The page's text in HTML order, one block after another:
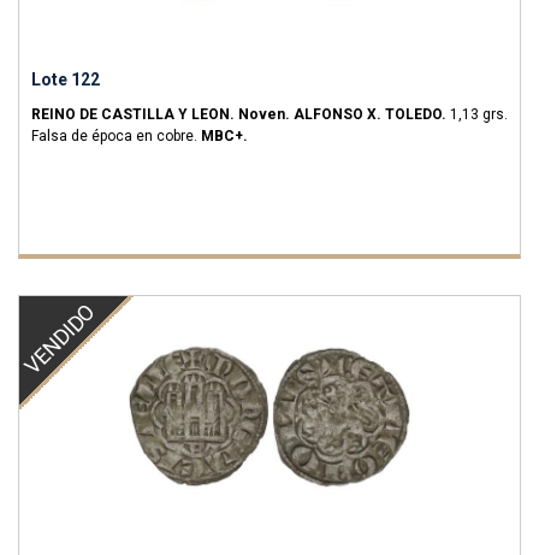
Lote 122
REINO DE CASTILLA Y LEON. Noven. ALFONSO X. TOLEDO. 1,13 grs.
Falsa de época en cobre. MBC+.
VENDIDO